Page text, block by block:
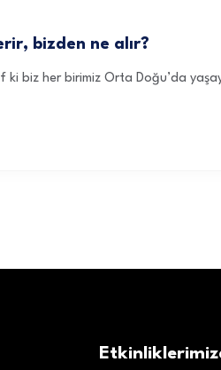
bizden ne alır?
biz her birimiz Orta Doğu’da